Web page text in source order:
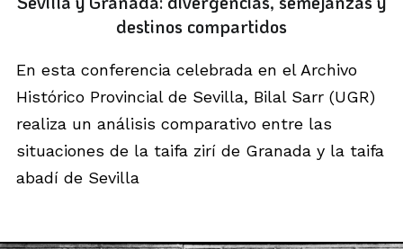
destinos compartidos
En esta conferencia celebrada en el Archivo
Histórico Provincial de Sevilla, Bilal Sarr (UGR)
realiza un análisis comparativo entre las
situaciones de la taifa zirí de Granada y la taifa
abadí de Sevilla